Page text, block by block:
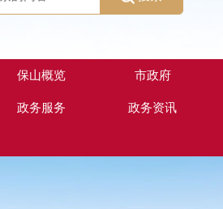
保山概览 市政府
政务服务 政务资讯